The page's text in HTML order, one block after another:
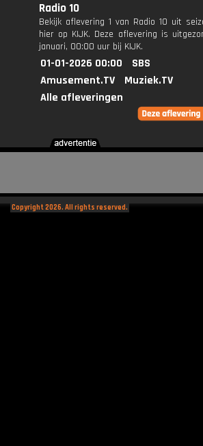
Radio 10
Bekijk aflevering 1 van Radio 10 uit
hier op KIJK. Deze aflevering is
januari, 00:00 uur bij KIJK.
01-01-2026 00:00
SBS
Amusement.TV
Muziek.TV
Alle afleveringen
Copyright 2026. All rights reserved.